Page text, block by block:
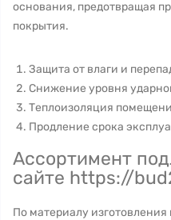
основания, предотвращая
покрытия.
Защита от влаги и
Снижение уровня
Теплоизоляция
Продление срока
Ассортимент
сайте https://
По материалу